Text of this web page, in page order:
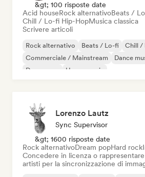
&gt; 100 risposte date
Acid houseRock alternativoBeats /
Chill / Lo-fi Hip-HopMusica classica
Scrivere articoli
Rock alternativo Beats / Lo-fi
Chill /
Commerciale / Mainstream
Dance
Dream pop
House music
Lorenzo Lautz
Sync Supervisor
&gt; 1600 risposte date
Rock alternativoDream popHard rock
Concedere in licenza o
artisti per la sincronizzazione di